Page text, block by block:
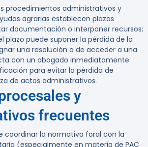
procedimientos administrativos y
agrarias establecen plazos
documentación o interponer recursos;
plazo puede suponer la pérdida de la
una resolución o de acceder a una
con un abogado inmediatamente
para evitar la pérdida de
de actos administrativos.
y
frecuentes
coordinar la normativa foral con la
(especialmente en materia de PAC